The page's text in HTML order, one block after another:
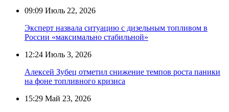
09:09 Июль 22, 2026
Эксперт назвала ситуацию с дизельным топливом в
России «максимально стабильной»
12:24 Июль 3, 2026
Алексей Зубец отметил снижение темпов роста паники
на фоне топливного кризиса
15:29 Май 23, 2026